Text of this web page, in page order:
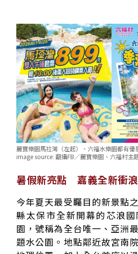
麗寶樂園馬拉灣（左起）、六福水樂園都有優
image source: 翻攝FB／麗寶樂園、六福村主
暑假新亮點 嘉義全新衝
今年夏天最受矚目的新景點
縣太保市全新開幕的芯浪
園，號稱為全台唯一、亞洲
題水公園。地點鄰近故宮南